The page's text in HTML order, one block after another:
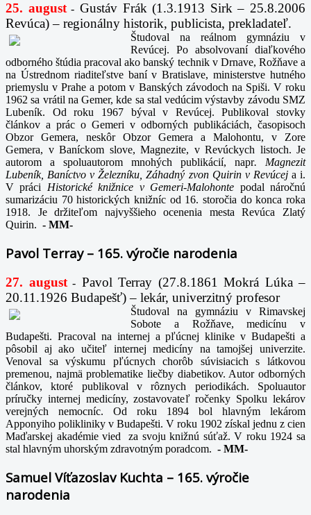
25. august- Gustáv Frák (1.3.1913 Sirk – 25.8.2006
Revúca) – regionálny historik, publicista, prekladateľ.
Študoval na reálnom gymnáziu v
Revúcej. Po absolvovaní diaľkového
odborného štúdia pracoval ako banský technik v Drnave, Rožňave a
na Ústrednom riaditeľstve baní v Bratislave, ministerstve hutného
priemyslu v Prahe a potom v Banských závodoch na Spiši. V roku
1962 sa vrátil na Gemer, kde sa stal vedúcim výstavby závodu SMZ
Lubeník. Od roku 1967 býval v Revúcej. Publikoval stovky
článkov a prác o Gemeri v odborných publikáciách, časopisoch
Obzor Gemera, neskôr Obzor Gemera a Malohontu, v Zore
Gemera, v Baníckom slove, Magnezite, v Revúckych listoch. Je
autorom a spoluautorom mnohých publikácií, napr. Magnezit
Lubeník, Baníctvo v Železníku, Záhadný zvon Quirin v Revúcej a i.
V práci Historické knižnice v Gemeri-Malohonte podal náročnú
sumarizáciu 70 historických knižníc od 16. storočia do konca roka
1918. Je držiteľom najvyššieho ocenenia mesta Revúca Zlatý
Quirin. - MM-
Pavol Terray – 165. výročie narodenia
27. august- Pavol Terray (27.8.1861 Mokrá Lúka –
20.11.1926 Budapešť) – lekár, univerzitný profesor
Študoval na gymnáziu v Rimavskej
Sobote a Rožňave, medicínu v
Budapešti. Pracoval na internej a pľúcnej klinike v Budapešti a
pôsobil aj ako učiteľ internej medicíny na tamojšej univerzite.
Venoval sa výskumu pľúcnych chorôb súvisiacich s látkovou
premenou, najmä problematike liečby diabetikov. Autor odborných
článkov, ktoré publikoval v rôznych periodikách. Spoluautor
príručky internej medicíny, zostavovateľ ročenky Spolku lekárov
verejných nemocníc. Od roku 1894 bol hlavným lekárom
Apponyiho polikliniky v Budapešti. V roku 1902 získal jednu z cien
Maďarskej akadémie vied za svoju knižnú súťaž. V roku 1924 sa
stal hlavným uhorským zdravotným poradcom. - MM-
Samuel Víťazoslav Kuchta – 165. výročie
narodenia